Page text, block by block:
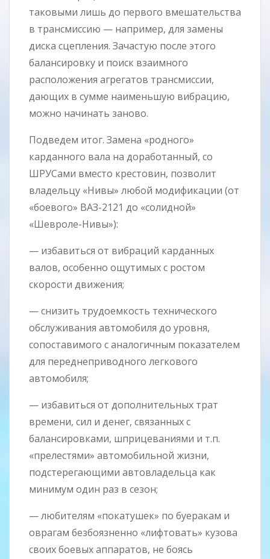
таковыми лишь до первого вмешательства
в трансмиссию — например, для замены
диска сцепления. Зачастую после этого
балансировку и поиск взаимного
расположения агрегатов трансмиссии,
дающих в сумме наименьшую вибрацию,
можно начинать заново.
Подведем итог. Замена «родного»
карданного вала на доработанный, со
ШРУСами вместо крестовин, позволит
владельцу «Нивы» любой модификации (от
«боевого» ВАЗ-2121 до «солидной»
«Шевроле-Нивы»):
— избавиться от вибраций карданных
валов, особенно ощутимых с ростом
скорости движения;
— снизить трудоемкость технического
обслуживания автомобиля до уровня,
сопоставимого с аналогичным показателем
для переднеприводного легкового
автомобиля;
— избавиться от дополнительных трат
времени, сил и денег, связанных с
балансировками, шприцеваниями и т.п.
«прелестями» автомобильной жизни,
подстерегающими автовладельца как
минимум один раз в сезон;
— любителям «покатушек» по буеракам и
оврагам безбоязненно «лифтовать» кузова
своих боевых аппаратов, не боясь